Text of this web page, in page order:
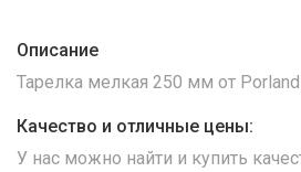
Описание
Тарелка мелкая 250 мм от Porland
Качество и отличные цены:
У нас можно найти и купить